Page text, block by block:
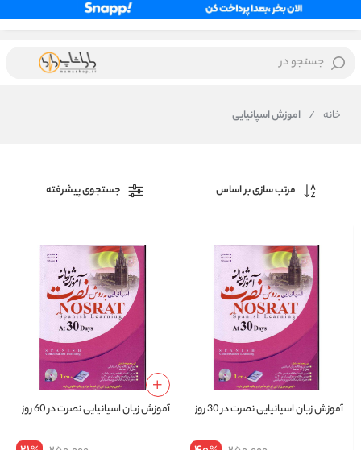
جستجو در
خانه / اموزش اسپانیایی
مرتب سازی بر اساس جستجوی پیشرفته
آموزش زبان اسپانیایی نصرت در 30 روز آموزش زبان اسپانیایی نصرت در 60 روز